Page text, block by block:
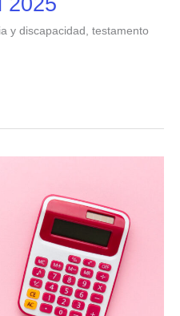
y discapacidad, testamento